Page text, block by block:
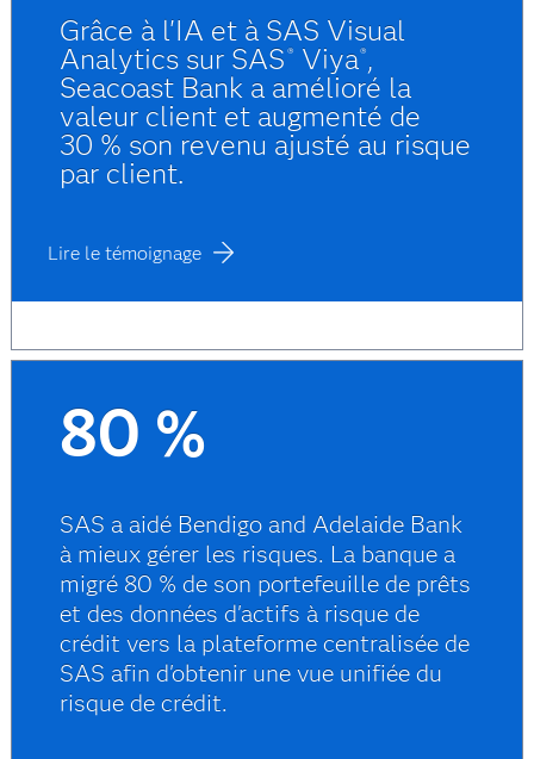
Grâce à l'IA et à SAS Visual
Analytics sur SAS ® Viya® ,
Seacoast Bank a amélioré la
valeur client et augmenté de
30 % son revenu ajusté au risque
par client.
Lire le témoignage
80 %
SAS a aidé Bendigo and Adelaide Bank
à mieux gérer les risques. La banque a
migré 80 % de son portefeuille de prêts
et des données d'actifs à risque de
crédit vers la plateforme centralisée de
SAS afin d'obtenir une vue unifiée du
risque de crédit.